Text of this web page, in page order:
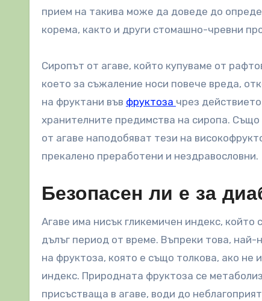
прием на такива може да доведе до
корема, както и други стомашно-чревни
Сиропът от агаве, който купуваме от
което за съжаление носи повече вреда,
на фруктани във фруктоза чрез
хранителните предимства на сиропа.
от агаве наподобяват тези на
прекалено преработени и нездравословни.
Безопасен ли е за
Агаве има нисък гликемичен индекс,
дълъг период от време. Въпреки това,
на фруктоза, която е също толкова, ако не
индекс. Природната фруктоза се
присъстваща в агаве, води до